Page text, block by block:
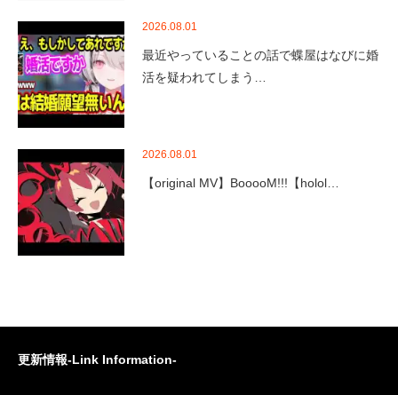
2026.08.01
最近やっていることの話で蝶屋はなびに婚
活を疑われてしまう…
2026.08.01
【original MV】BooooM!!!【holol…
更新情報-Link Information-